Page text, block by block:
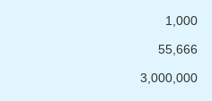
1,000
55,666
3,000,000